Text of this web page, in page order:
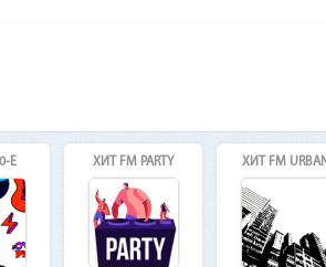
Е ХИТ FM PARTY ХИТ FM URBAN